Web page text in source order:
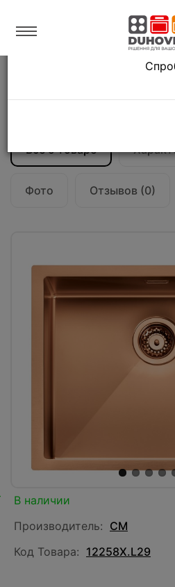
Мойки и смесители
Кухонная мойка CM
Все о товаре
Фото Отзывов (0)
Язык магазина
В наличии
Производитель: CM
Код Товара: 12258X.L29